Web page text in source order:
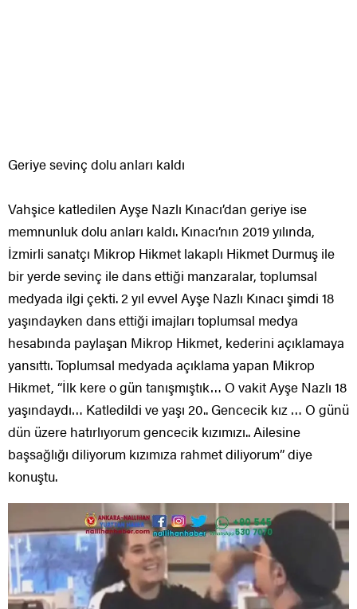
Geriye sevinç dolu anları kaldı
Vahşice katledilen Ayşe Nazlı Kınacı’dan geriye ise
memnunluk dolu anları kaldı. Kınacı’nın 2019 yılında,
İzmirli sanatçı Mikrop Hikmet lakaplı Hikmet Durmuş ile
bir yerde sevinç ile dans ettiği manzaralar, toplumsal
medyada ilgi çekti. 2 yıl evvel Ayşe Nazlı Kınacı şimdi 18
yaşındayken dans ettiği imajları toplumsal medya
hesabında paylaşan Mikrop Hikmet, kederini açıklamaya
yansıttı. Toplumsal medyada açıklama yapan Mikrop
Hikmet, “İlk kere o gün tanışmıştık… O vakit Ayşe Nazlı 18
yaşındaydı… Katledildi ve yaşı 20.. Gencecik kız … O günü
dün üzere hatırlıyorum gencecik kızımızı.. Ailesine
başsağlığı diliyorum kızımıza rahmet diliyorum” diye
konuştu.